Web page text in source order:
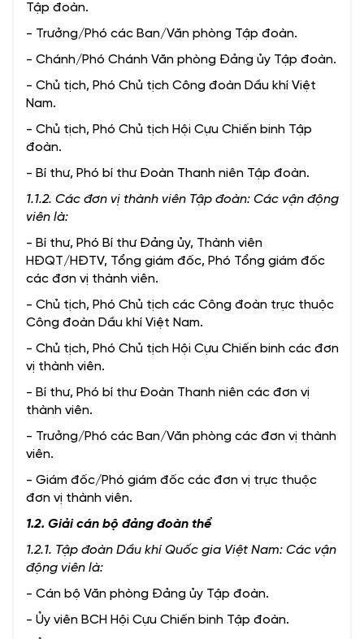
Tập đoàn.
- Trưởng/Phó các Ban/Văn phòng Tập đoàn.
- Chánh/Phó Chánh Văn phòng Đảng ủy Tập đoàn.
- Chủ tịch, Phó Chủ tịch Công đoàn Dầu khí Việt
Nam.
- Chủ tịch, Phó Chủ tịch Hội Cựu Chiến binh Tập
đoàn.
- Bí thư, Phó bí thư Đoàn Thanh niên Tập đoàn.
1.1.2. Các đơn vị thành viên Tập đoàn: Các vận động
viên là:
- Bí thư, Phó Bí thư Đảng ủy, Thành viên
HĐQT/HĐTV, Tổng giám đốc, Phó Tổng giám đốc
các đơn vị thành viên.
- Chủ tịch, Phó Chủ tịch các Công đoàn trực thuộc
Công đoàn Dầu khí Việt Nam.
- Chủ tịch, Phó Chủ tịch Hội Cựu Chiến binh các đơn
vị thành viên.
- Bí thư, Phó bí thư Đoàn Thanh niên các đơn vị
thành viên.
- Trưởng/Phó các Ban/Văn phòng các đơn vị thành
viên.
- Giám đốc/Phó giám đốc các đơn vị trực thuộc
đơn vị thành viên.
1.2. Giải cán bộ đảng đoàn thể
1.2.1. Tập đoàn Dầu khí Quốc gia Việt Nam: Các vận
động viên là:
- Cán bộ Văn phòng Đảng ủy Tập đoàn.
- Ủy viên BCH Hội Cựu Chiến binh Tập đoàn.